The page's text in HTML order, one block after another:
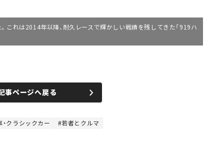
これは2014年以降、耐久レースで輝かしい戦績を残してきた「919ハ
事ページへ戻る
・クラシックカー 若者とクルマ